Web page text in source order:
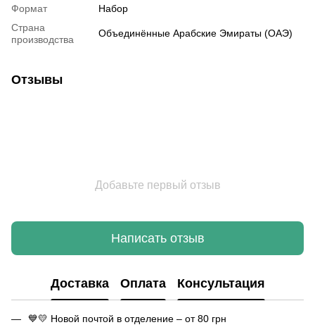
Формат
Набор
Страна
производства
Объединённые Арабские Эмираты (ОАЭ)
Отзывы
Добавьте первый отзыв
Написать отзыв
Доставка Оплата Консультация
💙💛 Новой почтой в отделение – от 80 грн